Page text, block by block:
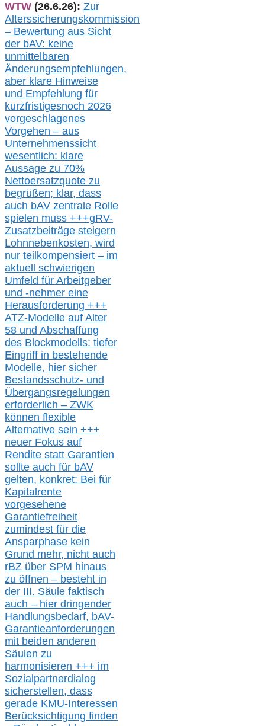
WTW (26.6.26): Zur
Alterssicherungskommission
– Bewertung aus Sicht
der bAV: keine
unmittelbaren
Änderungsempfehlungen,
aber klare Hinweise
und Empfehlung für
kurzfristigesnoch 2026
vorgeschlagenes
Vorgehen – aus
Unternehmenssicht
wesentlich: klare
Aussage zu 70%
Nettoersatzquote zu
begrüßen; klar, dass
auch bAV zentrale Rolle
spielen muss +++gRV-
Zusatzbeiträge steigern
Lohnnebenkosten, wird
nur teilkompensiert – im
aktuell schwierigen
Umfeld für Arbeitgeber
und -nehmer eine
Herausforderung +++
ATZ-Modelle auf Alter
58 und Abschaffung
des Blockmodells: tiefer
Eingriff in bestehende
Modelle, hier sicher
Bestandsschutz- und
Übergangsregelungen
erforderlich – ZWK
können flexible
Alternative sein +++
neuer Fokus auf
Rendite statt Garantien
sollte auch für bAV
gelten, konkret: Bei für
Kapitalrente
vorgesehene
Garantiefreiheit
zumindest für die
Ansparphase kein
Grund mehr, nicht auch
rBZ über SPM hinaus
zu öffnen – besteht in
der III. Säule faktisch
auch – hier dringender
Handlungsbedarf, bAV-
Garantieanforderungen
mit beiden anderen
Säulen zu
harmonisieren +++ im
Sozialpartnerdialog
sicherstellen, dass
gerade KMU-Interessen
Berücksichtigung finden